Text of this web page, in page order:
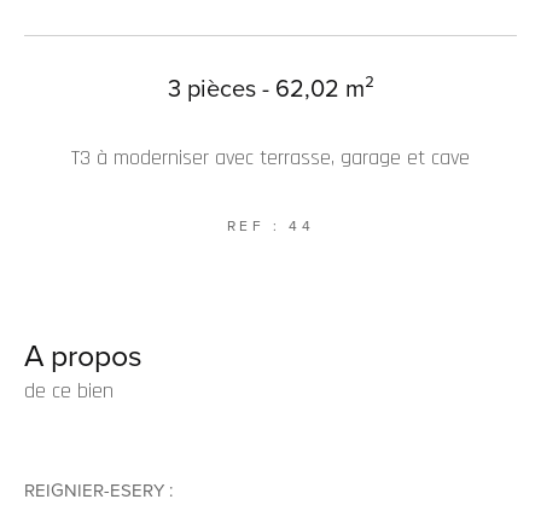
3 pièces - 62,02 m²
T3 à moderniser avec terrasse, garage et cave
REF : 44
A propos
de ce bien
REIGNIER-ESERY :